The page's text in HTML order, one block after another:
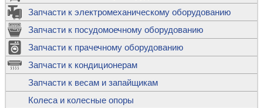
Запчасти к электромеханическому оборудованию
Запчасти к посудомоечному оборудованию
Запчасти к прачечному оборудованию
Запчасти к кондиционерам
Запчасти к весам и запайщикам
Колеса и колесные опоры